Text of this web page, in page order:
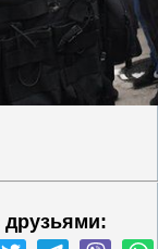
друзьями: